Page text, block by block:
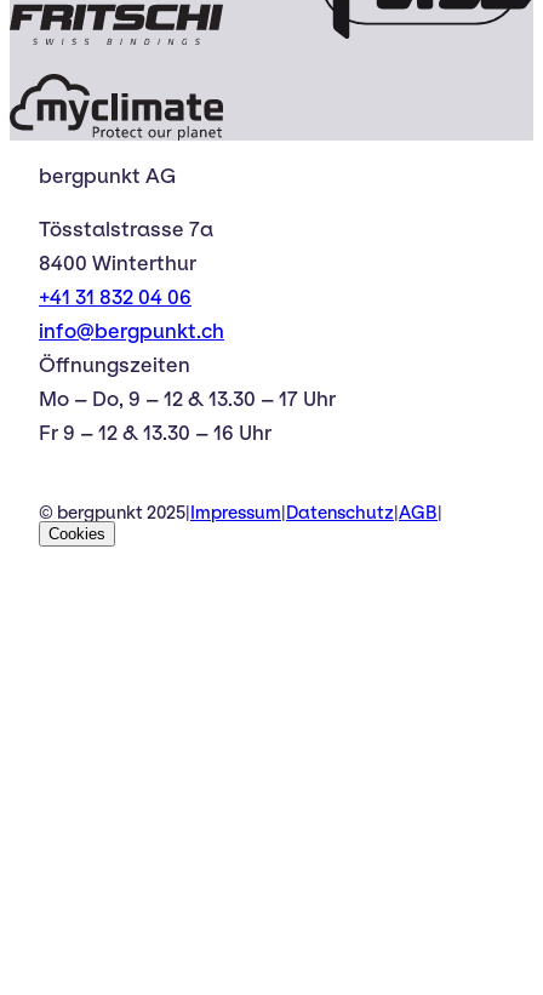
bergpunkt AG
Tösstalstrasse 7a
8400 Winterthur
+41 31 832 04 06
info@bergpunkt.ch
Öffnungszeiten
Mo – Do, 9 – 12 & 13.30 – 17 Uhr
Fr 9 – 12 & 13.30 – 16 Uhr
© bergpunkt 2025 Impressum Datenschutz AGB
Cookies